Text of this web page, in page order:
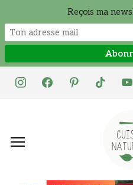
instagramfacebookpinteresttiktok
Reçois ma